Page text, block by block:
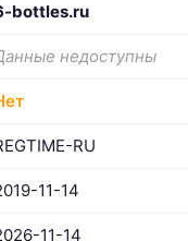
bottles.ru
недоступны
RU
11-14
11-14